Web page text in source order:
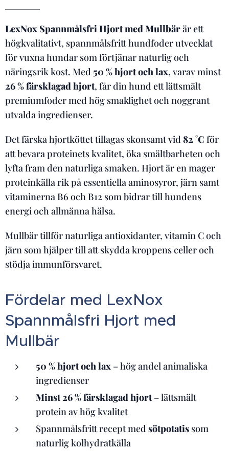
LexNox Spannmålsfri Hjort med Mullbärär ett
högkvalitativt, spannmålsfritt hundfoder utvecklat
för vuxna hundar som förtjänar naturlig och
näringsrik kost. Med 50 % hjort och lax, varav minst
26 % färsklagad hjort, får din hund ett lättsmält
premiumfoder med hög smaklighet och noggrant
utvalda ingredienser.
Det färska hjortköttet tillagas skonsamt vid 82 °C för
att bevara proteinets kvalitet, öka smältbarheten och
lyfta fram den naturliga smaken. Hjort är en mager
proteinkälla rik på essentiella aminosyror, järn samt
vitaminerna B6 och B12 som bidrar till hundens
energi och allmänna hälsa.
Mullbär tillför naturliga antioxidanter, vitamin C och
järn som hjälper till att skydda kroppens celler och
stödja immunförsvaret.
Fördelar med LexNox
Spannmålsfri Hjort med
Mullbär
50 % hjort och lax – hög andel animaliska
ingredienser
Minst 26 % färsklagad hjort– lättsmält
protein av hög kvalitet
Spannmålsfritt recept med sötpotatis som
naturlig kolhydratkälla